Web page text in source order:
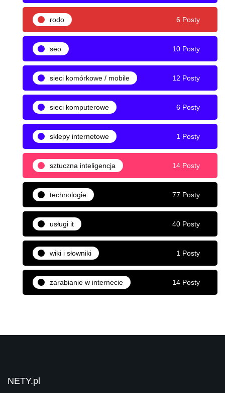
rodo 6 Posty
seo 10 Posty
sieci komórkowe / mobile 12 Posty
sieci komputerowe 6 Posty
sklepy internetowe 1 Posty
sztuczna inteligencja 14 Posty
technologie 77 Posty
usługi it 40 Posty
wiki i słowniki 1 Posty
zarabianie w internecie 14 Posty
NETY.pl